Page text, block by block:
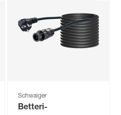
Schwaiger
Betteri-